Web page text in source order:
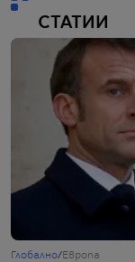
СТАТИИ
Глобално/ Европа